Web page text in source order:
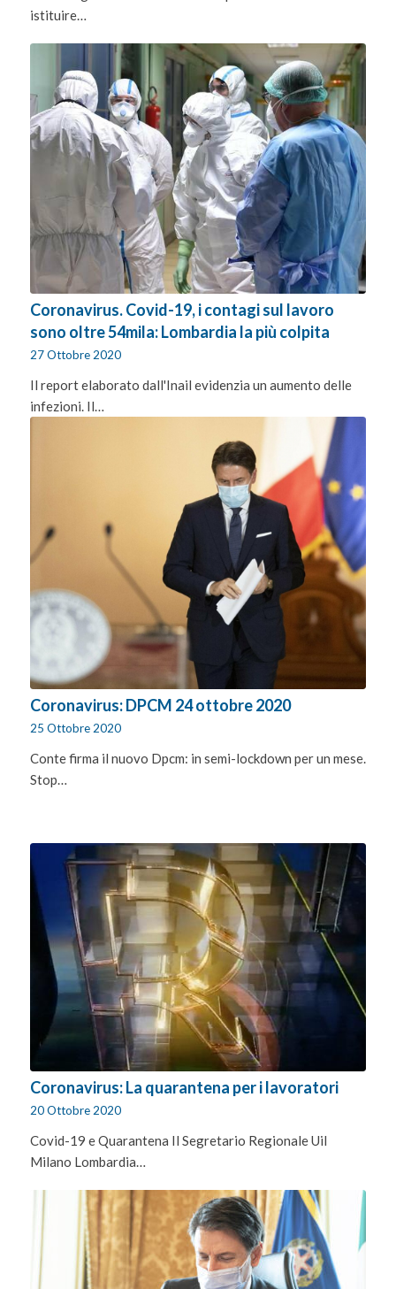
istituire…
Coronavirus. Covid-19, i contagi sul lavoro
sono oltre 54mila: Lombardia la più colpita
27 Ottobre 2020
Il report elaborato dall'Inail evidenzia un aumento delle
infezioni. Il…
Coronavirus: DPCM 24 ottobre 2020
25 Ottobre 2020
Conte firma il nuovo Dpcm: in semi-lockdown per un mese.
Stop…
Coronavirus: La quarantena per i lavoratori
20 Ottobre 2020
Covid-19 e Quarantena Il Segretario Regionale Uil
Milano Lombardia…